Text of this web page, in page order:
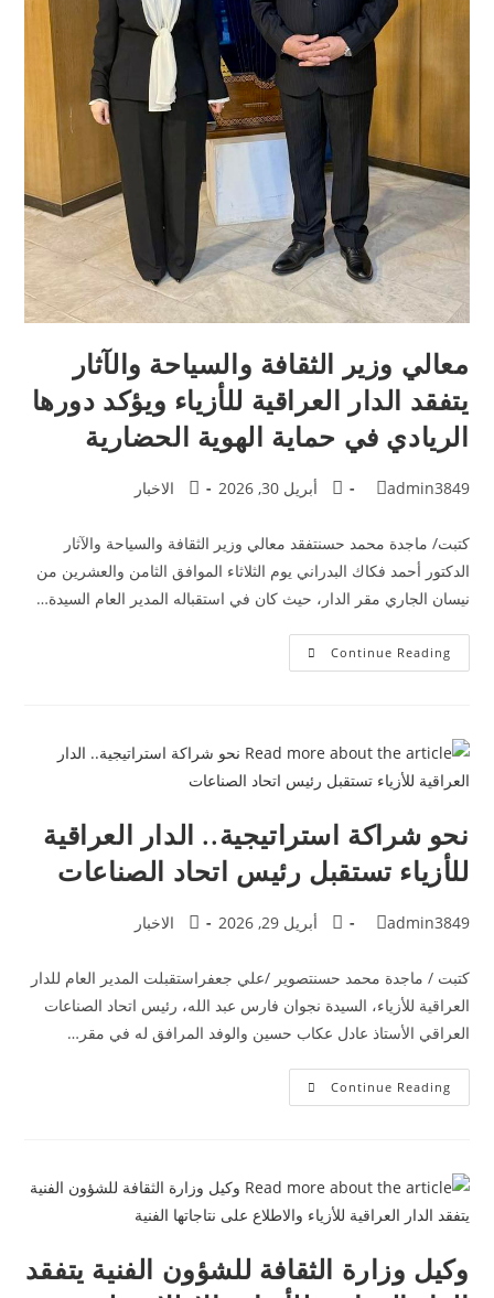
معالي وزير الثقافة والسياحة والآثار
يتفقد الدار العراقية للأزياء ويؤكد دورها
الريادي في حماية الهوية الحضارية
admin3849 أبريل 30, 2026 الاخبار
كتبت/ ماجدة محمد حسنتفقد معالي وزير الثقافة والسياحة والآثار
الدكتور أحمد فكاك البدراني يوم الثلاثاء الموافق الثامن والعشرين من
نيسان الجاري مقر الدار، حيث كان في استقباله المدير العام السيدة…
Continue Reading
نحو شراكة استراتيجية.. الدار العراقية
للأزياء تستقبل رئيس اتحاد الصناعات
admin3849 أبريل 29, 2026 الاخبار
كتبت / ماجدة محمد حسنتصوير /علي جعفراستقبلت المدير العام للدار
العراقية للأزياء، السيدة نجوان فارس عبد الله، رئيس اتحاد الصناعات
العراقي الأستاذ عادل عكاب حسين والوفد المرافق له في مقر…
Continue Reading
وكيل وزارة الثقافة للشؤون الفنية يتفقد